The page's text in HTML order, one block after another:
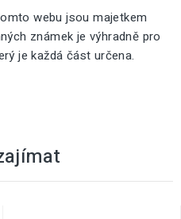
webu jsou majetkem
známek je výhradně pro
je každá část určena.